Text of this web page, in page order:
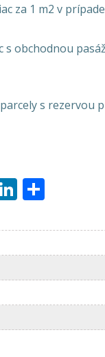
za 1 m2 v
obchodnou
s rezervou
LinkedIn